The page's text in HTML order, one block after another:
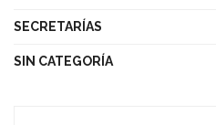
SECRETARÍAS
SIN CATEGORÍA